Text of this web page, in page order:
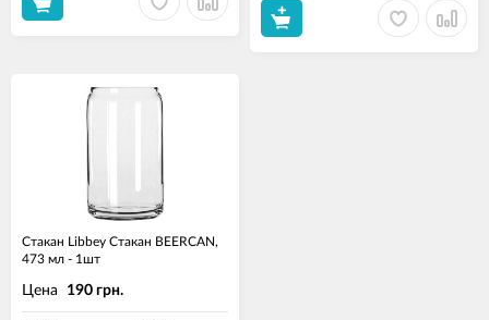
Стакан Libbey Стакан BEERCAN,
473 мл - 1шт
Цена 190 грн.